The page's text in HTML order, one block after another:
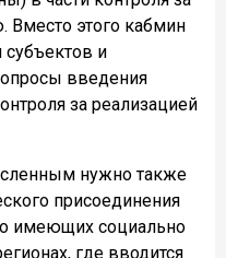
Вместо этого кабмин
субъектов и
введения
за реализацией
нужно также
присоединения
имеющих социально
где вводится